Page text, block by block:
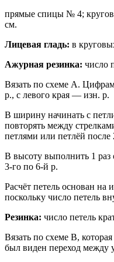
прямые спицы № 4;
см.
Лицевая гладь: в
Ажурная резинка: число
Вязать по схеме А.
р., с левого края — изн. р.
В ширину начинать с
повторять между
петлями или петлёй после
В высоту выполнить 1 раз
3-го по 6-й р.
Расчёт петель основан на
поскольку число петель
Резинка: число петель
Вязать по схеме В,
был виден переход между